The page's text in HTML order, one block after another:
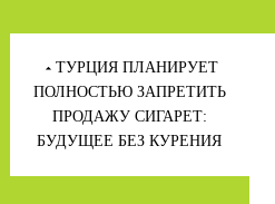
Навигация
по
записям
ТУРЦИЯ ПЛАНИРУЕТ
ПОЛНОСТЬЮ ЗАПРЕТИТЬ
ПРОДАЖУ СИГАРЕТ:
БУДУЩЕЕ БЕЗ КУРЕНИЯ